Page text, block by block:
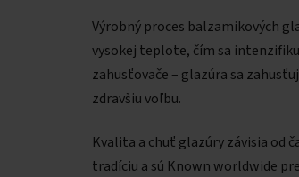
Výrobný proces balzamikových
vysokej teplote, čím sa
zahusťovače – glazúra sa
zdravšiu voľbu.
Kvalita a chuť glazúry závisia od
tradíciu a sú Known worldwide